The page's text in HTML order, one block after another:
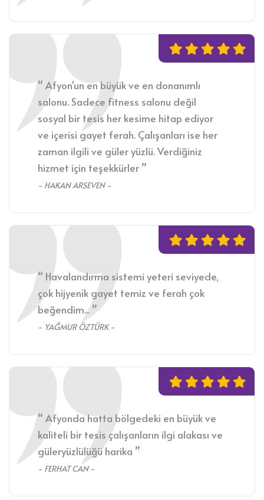
“ Afyon'un en büyük ve en donanımlı
salonu. Sadece fitness salonu değil
sosyal bir tesis her kesime hitap ediyor
ve içerisi gayet ferah. Çalışanları ise her
zaman ilgili ve güler yüzlü. Verdiğiniz
hizmet için teşekkürler ”
- HAKAN ARSEVEN -
“ Havalandırma sistemi yeteri seviyede,
çok hijyenik gayet temiz ve ferah çok
beğendim... ”
- YAĞMUR ÖZTÜRK -
“ Afyonda hatta bölgedeki en büyük ve
kaliteli bir tesis çalışanların ilgi alakası ve
güleryüzlülüğü harika ”
- FERHAT CAN -